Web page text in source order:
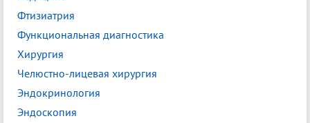
Фтизиатрия
Функциональная диагностика
Хирургия
Челюстно-лицевая хирургия
Эндокринология
Эндоскопия